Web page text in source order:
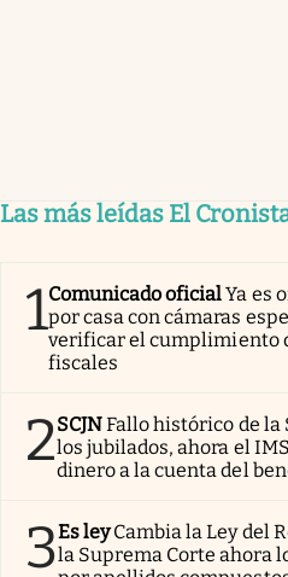
Las más leídas El
1Comunicado oficialYa es
por casa con cámaras
verificar el cumplimiento
fiscales
2SCJNFallo histórico de la
los jubilados, ahora el
dinero a la cuenta del
3Es ley Cambia la Ley del
la Suprema Corte ahora